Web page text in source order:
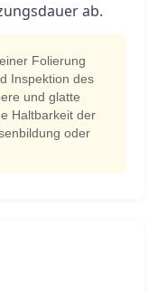
ab.
Folierung
Inspektion des
und glatte
Haltbarkeit der
oder